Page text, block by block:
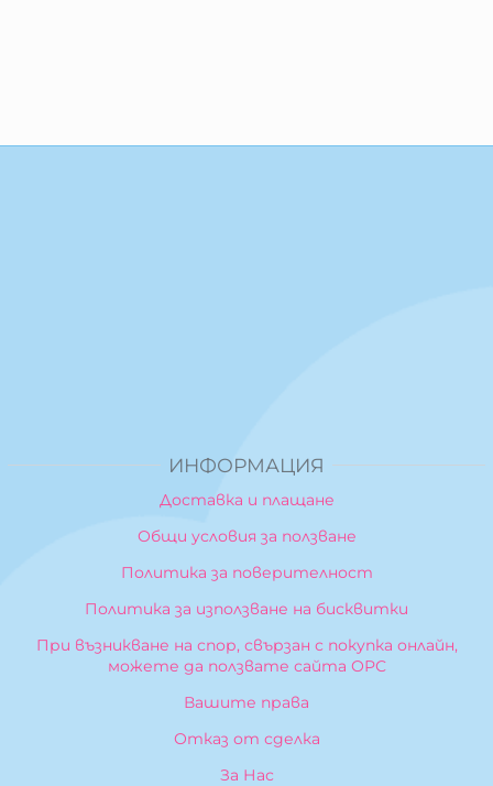
ИНФОРМАЦИЯ
Доставка и плащане
Общи условия за ползване
Политика за поверителност
Политика за използване на бисквитки
При възникване на спор, свързан с покупка онлайн,
можете да ползвате сайта ОРС
Вашите права
Отказ от сделка
За Нас